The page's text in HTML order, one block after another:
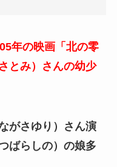
年の映画「北の零
とみ）さんの幼少
がさゆり）さん演
ばらしの）の娘多